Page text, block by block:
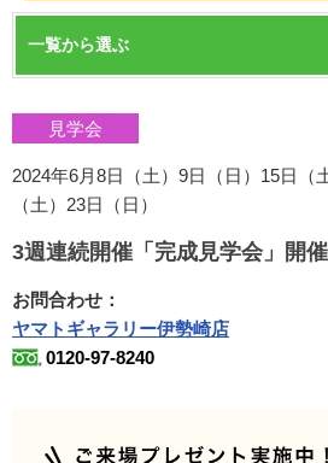
一覧から選ぶ
見学会
2024年6月8日（土）9日（日）15日（
（土）23日（日）
3週連続開催「完成見学会」開催
お問合わせ：
ヤマトギャラリー伊勢崎店
0120-97-8240